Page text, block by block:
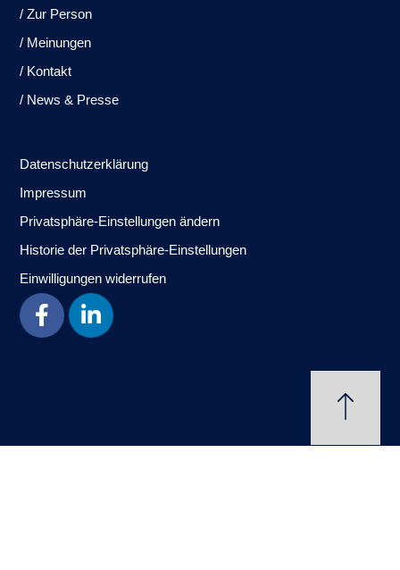
/ Zur Person
/ Meinungen
/ Kontakt
/ News & Presse
Datenschutzerklärung
Impressum
Privatsphäre-Einstellungen ändern
Historie der Privatsphäre-Einstellungen
Einwilligungen widerrufen